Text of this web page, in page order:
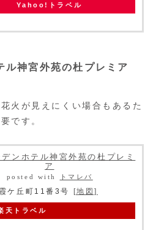
Yahoo!トラベル
ル神宮外苑の杜プレミア
火が見えにくい場合もあるた
です。
ンホテル神宮外苑の杜プレミ
ア
posted with トマレバ
ケ丘町11番3号 [地図]
天トラベル